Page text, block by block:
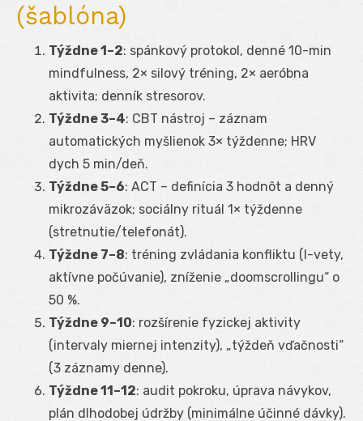
(šablóna)
Týždne 1–2: spánkový protokol, denné 10-min
mindfulness, 2× silový tréning, 2× aeróbna
aktivita; denník stresorov.
Týždne 3–4: CBT nástroj – záznam
automatických myšlienok 3× týždenne; HRV
dych 5 min/deň.
Týždne 5–6: ACT – definícia 3 hodnôt a denný
mikrozáväzok; sociálny rituál 1× týždenne
(stretnutie/telefonát).
Týždne 7–8: tréning zvládania konfliktu (I-vety,
aktívne počúvanie), zníženie „doomscrollingu“ o
50 %.
Týždne 9–10: rozšírenie fyzickej aktivity
(intervaly miernej intenzity), „týždeň vďačnosti“
(3 záznamy denne).
Týždne 11–12: audit pokroku, úprava návykov,
plán dlhodobej údržby (minimálne účinné dávky).